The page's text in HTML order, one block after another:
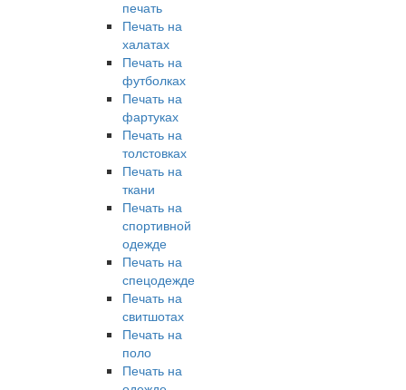
печать
Печать на
халатах
Печать на
футболках
Печать на
фартуках
Печать на
толстовках
Печать на
ткани
Печать на
спортивной
одежде
Печать на
спецодежде
Печать на
свитшотах
Печать на
поло
Печать на